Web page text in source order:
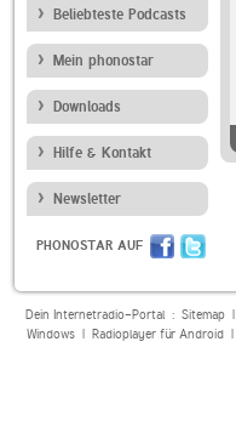
Beliebteste Podcasts
Mein phonostar
Downloads
Hilfe & Kontakt
Newsletter
PHONOSTAR AUF
Dein Internetradio-Portal : Sitemap|
Windows| Radioplayer für Android|